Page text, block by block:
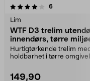
6anmeldelser
Lim
WTF D3 trelim
innendørs, tørre
ml
Hurtigtørkende trelim
holdbarhet i tørre
149,90